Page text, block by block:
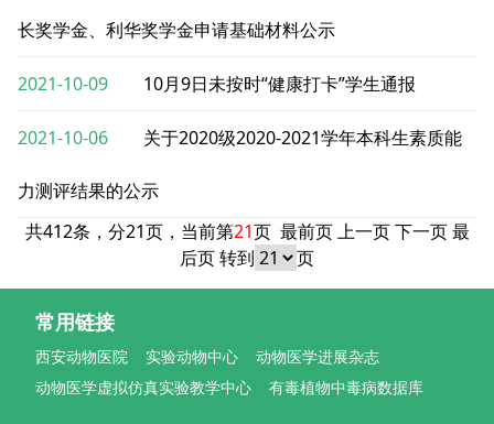
长奖学金、利华奖学金申请基础材料公示
2021-10-09 10月9日未按时“健康打卡”学生通报
2021-10-06 关于2020级2020-2021学年本科生素质能
力测评结果的公示
共412条，分21页，当前第21页 最前页 上一页 下一页 最
后页转到 页
常用链接
西安动物医院 实验动物中心
动物医学进展杂志
动物医学虚拟仿真实验教学中心
有毒植物中毒病数据库